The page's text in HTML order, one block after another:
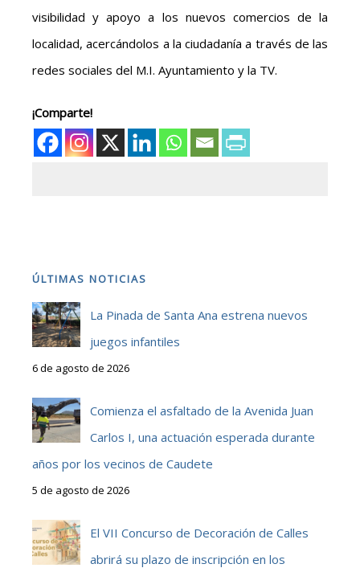
visibilidad y apoyo a los nuevos comercios de la
localidad, acercándolos a la ciudadanía a través de las
redes sociales del M.I. Ayuntamiento y la TV.
¡Comparte!
ÚLTIMAS NOTICIAS
La Pinada de Santa Ana estrena nuevos
juegos infantiles
6 de agosto de 2026
Comienza el asfaltado de la Avenida Juan
Carlos I, una actuación esperada durante
años por los vecinos de Caudete
5 de agosto de 2026
El VII Concurso de Decoración de Calles
abrirá su plazo de inscripción en los